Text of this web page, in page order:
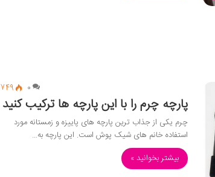
0
749
پارچه چرم را با این پارچه ها ترکیب کنید
چرم یکی از جذاب ترین پارچه های پاییزه و زمستانه مورد
استفاده خانم های شیک پوش است. این پارچه به…
بیشتر بخوانید »